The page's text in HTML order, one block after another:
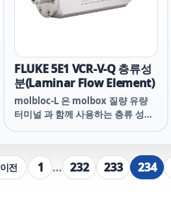
FLUKE 5E1 VCR-V-Q 층류성
분(Laminar Flow Element)
molbloc-L 은 molbox 질량 유량
터미널 과 함께 사용하는 층류 성분
molbloc 몸체에 딱 맞는 동심원 구
멍 사이의 길이 방향 환형 갭입니다.
간격의 크기를 변화시켜 서로 다른
이전 1 … 232 233 234